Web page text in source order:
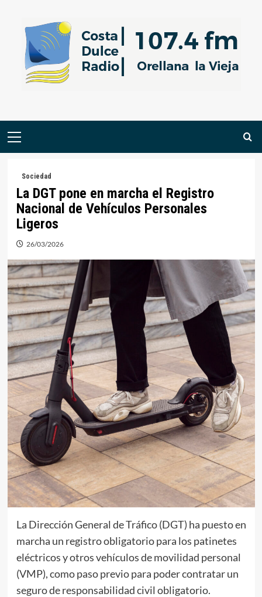
contenido
Menú
Sociedad
La DGT pone en marcha el Registro
Nacional de Vehículos Personales
Ligeros
26/03/2026
La Dirección General de Tráfico (DGT) ha puesto en
marcha un registro obligatorio para los patinetes
eléctricos y otros vehículos de movilidad personal
(VMP), como paso previo para poder contratar un
seguro de responsabilidad civil obligatorio.